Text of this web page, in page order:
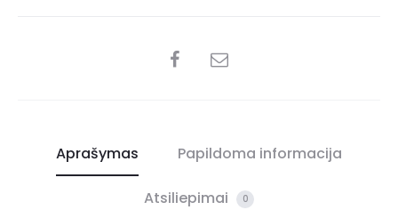
Aprašymas Papildoma informacija
Atsiliepimai 0